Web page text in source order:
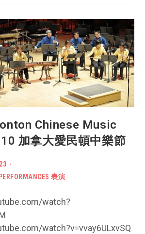
2010
加
拿
大
愛
民
頓
中
樂
節
Chinese Music
加拿大愛民頓中樂節
PERFORMANCES 表演
watch?
watch?v=vvay6ULxvSQ